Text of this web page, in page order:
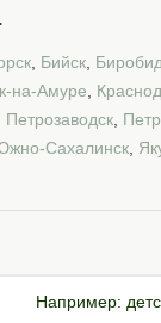
Бийск
на-Амуре
Петрозаводск
Сахалинск
Например: